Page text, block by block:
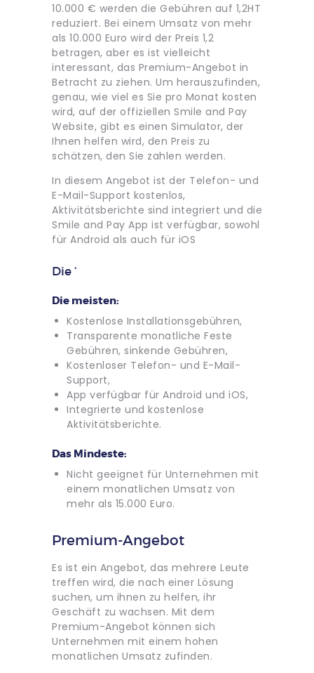
10.000 € werden die Gebühren auf 1,2HT
reduziert. Bei einem Umsatz von mehr
als 10.000 Euro wird der Preis 1,2
betragen, aber es ist vielleicht
interessant, das Premium-Angebot in
Betracht zu ziehen. Um herauszufinden,
genau, wie viel es Sie pro Monat kosten
wird, auf der offiziellen Smile and Pay
Website, gibt es einen Simulator, der
Ihnen helfen wird, den Preis zu
schätzen, den Sie zahlen werden.
In diesem Angebot ist der Telefon- und
E-Mail-Support kostenlos,
Aktivitätsberichte sind integriert und die
Smile and Pay App ist verfügbar, sowohl
für Android als auch für iOS
Die ‘
Die meisten:
Kostenlose Installationsgebühren,
Transparente monatliche Feste
Gebühren, sinkende Gebühren,
Kostenloser Telefon- und E-Mail-
Support,
App verfügbar für Android und iOS,
Integrierte und kostenlose
Aktivitätsberichte.
Das Mindeste:
Nicht geeignet für Unternehmen mit
einem monatlichen Umsatz von
mehr als 15.000 Euro.
Premium-Angebot
Es ist ein Angebot, das mehrere Leute
treffen wird, die nach einer Lösung
suchen, um ihnen zu helfen, ihr
Geschäft zu wachsen. Mit dem
Premium-Angebot können sich
Unternehmen mit einem hohen
monatlichen Umsatz zufinden.